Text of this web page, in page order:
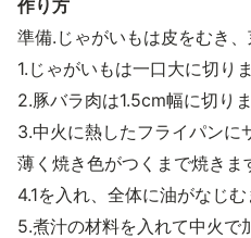
作り方
準備.じゃがいもは皮をむき、
1.じゃがいもは一口大に切りま
2.豚バラ肉は1.5cm幅に切りま
3.中火に熱したフライパンに
薄く焼き色がつくまで焼きま
4.1を入れ、全体に油がなじむ
5.煮汁の材料を入れて中火で